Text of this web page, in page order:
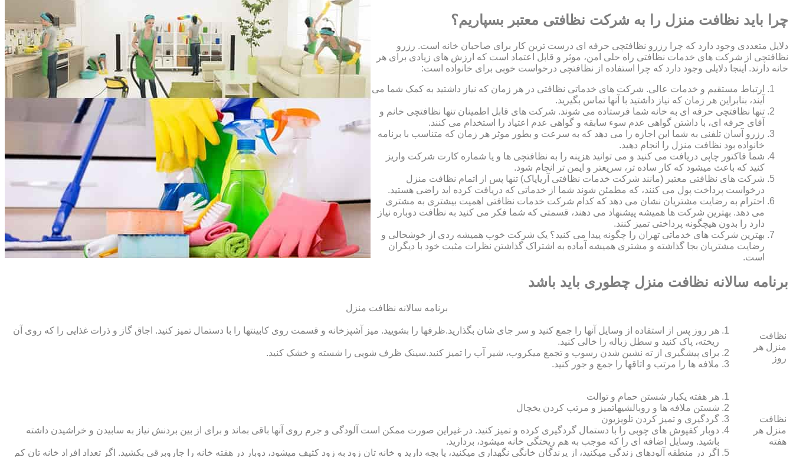
چرا باید نظافت منزل را به شرکت نظافتی معتبر بسپاریم؟
دلایل متعددی وجود دارد که چرا رزرو نظافتچی حرفه ای درست ترین کار برای صاحبان خانه است. رزرو
نظافتچی از شرکت های خدمات نظافتی راه حلی امن، موثر و قابل اعتماد است که ارزش های زیادی برای هر
خانه دارند. اینجا دلایلی وجود دارد که چرا استفاده از نظافتچی درخواست خوبی برای خانواده است:
ارتباط مستقیم و خدمات عالی. شرکت های خدماتی نظافتی در هر زمان که نیاز داشتید به کمک شما می
آیند، بنابراین هر زمان که نیاز داشتید با آنها تماس بگیرید.
تنها نظافتچی حرفه ای به خانه شما فرستاده می شوند. شرکت های قابل اطمینان تنها نظافتچی خانم و
آقای حرفه ای، با داشتن گواهی عدم سوء سابقه و گواهی عدم اعتیاد را استخدام می کنند.
رزرو آسان تلفنی به شما این اجازه را می دهد که به سرعت و بطور موثر هر زمان که متناسب با برنامه
خانواده بود نظافت منزل را انجام دهید.
شما فاکتور چاپی دریافت می کنید و می توانید هزینه را به نظافتچی ها و یا شماره کارت شرکت واریز
کنید که باعث میشود که کار ساده تر، سریعتر و ایمن تر انجام شود.
شرکت های نظافتی معتبر (مانند شرکت خدمات نظافتی آریاپاک) تنها پس از اتمام نظافت منزل
درخواست پرداخت پول می کنند، که مطمئن شوند شما از خدماتی که دریافت کرده اید راضی هستید.
احترام به رضایت مشتریان نشان می دهد که کدام شرکت خدمات نظافتی اهمیت بیشتری به مشتری
می دهد. بهترین شرکت ها همیشه پیشنهاد می دهند، قسمتی که شما فکر می کنید به نظافت دوباره نیاز
دارد را بدون هیچگونه پرداختی تمیز کنند.
بهترین شرکت های خدماتی تهران را چگونه پیدا می کنید؟ یک شرکت خوب همیشه ردی از خوشحالی و
رضایت مشتریان بجا گذاشته و مشتری همیشه آماده به اشتراک گذاشتن نظرات مثبت خود با دیگران
است.
برنامه سالانه نظافت منزل چطوری باید باشد
برنامه سالانه نظافت منزل
نظافت
منزل هر
روز
هر روز پس از استفاده از وسایل آنها را جمع کنید و سر جای شان بگذارید.ظرف‏ها را بشویید. میز آشپزخانه و قسمت روی کابینت‏ها را با دستمال تمیز کنید. اجاق گاز و ذرات غذایی را که روی آن
ریخته، پاک کنید و سطل زباله را خالی کنید.
برای پیشگیری از ته نشین شدن رسوب و تجمع میکروب، شیر آب را تمیز کنید.سینک ظرف شویی را شسته و خشک کنید.
ملافه‏ ها را مرتب و اتاق‏ها را جمع و جور کنید.
نظافت
منزل هر
هفته
هر هفته یکبار شستن حمام و توالت
شستن ملافه‏ ها و روبالشی‎هاتمیز و مرتب کردن یخچال
گردگیری و تمیز کردن تلویزیون
دوبار کفپوش‏ های چوبی را با دستمال گردگیری کرده و تمیز کنید. در غیراین صورت ممکن است آلودگی و جرم روی آنها باقی بماند و برای از بین بردنش نیاز به سابیدن و خراشیدن داشته
باشید. وسایل اضافه ای را که موجب به هم ریختگی خانه می‏شود، بردارید.
اگر در منطقه آلوده‏ای زندگی می‏کنید، از پرندگان خانگی نگهداری می‏کنید، یا بچه دارید و خانه‏ تان زود به زود کثیف می‏شود، دوبار در هفته خانه را جاروبرقی بکشید. اگر تعداد افراد خانه ‏تان کم